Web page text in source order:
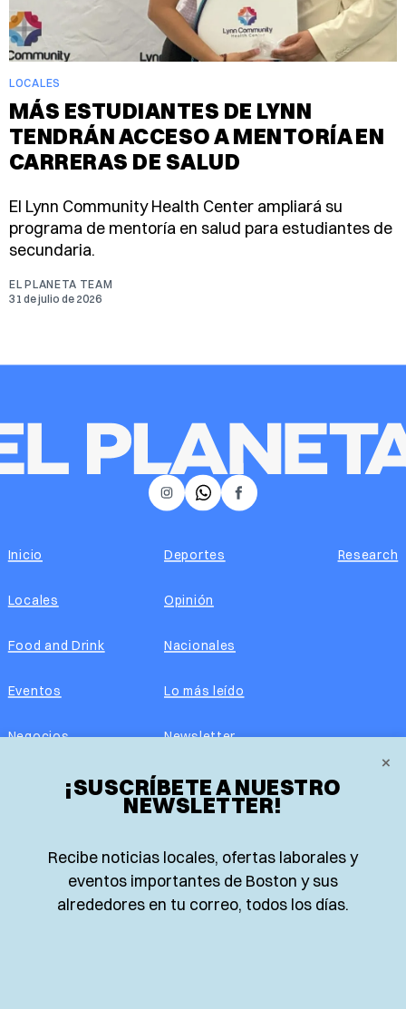
LOCALES
MÁS ESTUDIANTES DE LYNN
TENDRÁN ACCESO A MENTORÍA EN
CARRERAS DE SALUD
El Lynn Community Health Center ampliará su
programa de mentoría en salud para estudiantes de
secundaria.
EL PLANETA TEAM
31 de julio de 2026
×
¡SUSCRÍBETE A NUESTRO
NEWSLETTER!
Recibe noticias locales, ofertas laborales y
eventos importantes de Boston y sus
alrededores en tu correo, todos los días.
𝕏 Facebook
Instagram
Inicio
Locales
Food and Drink
Eventos
Negocios
Real Estate
Guía de Recursos
Deportes
Opinión
Nacionales
Lo más leído
Newsletter
Edición impresa
Advertise with us
Research